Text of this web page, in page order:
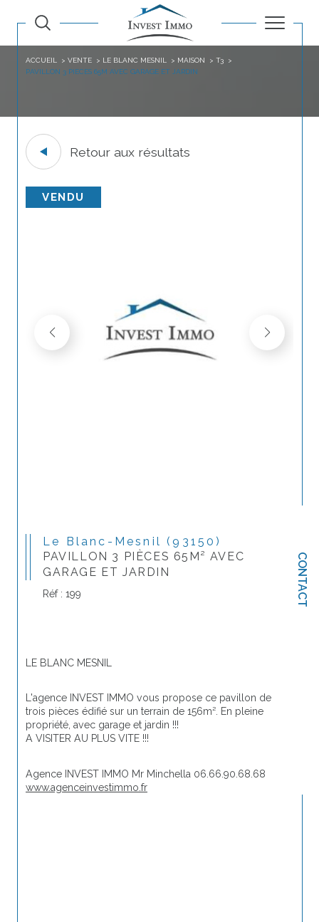
CONTACT
ACCUEIL VENTE LE BLANC MESNIL MAISON
T3
PAVILLON 3 PIECES 65M AVEC GARAGE ET JARDIN
Retour aux résultats
VENDU
Le Blanc-Mesnil (93150)
PAVILLON 3 PIÈCES 65M² AVEC
GARAGE ET JARDIN
Réf : 199
LE BLANC MESNIL
L'agence INVEST IMMO vous propose ce pavillon de
trois pièces édifié sur un terrain de 156m². En pleine
propriété, avec garage et jardin !!!
A VISITER AU PLUS VITE !!!
Agence INVEST IMMO Mr Minchella 06.66.90.68.68
www.agenceinvestimmo.fr